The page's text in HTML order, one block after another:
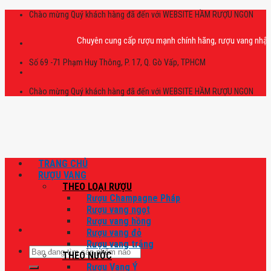
Skip
Chào mừng Quý khách hàng đã đến với WEBSITE HẦM RƯỢU NGON
Chuyên cung cấp rượu mạnh chính hãng, rượu vang nhập
Số 69 -71 Phạm Huy Thông, P. 17, Q. Gò Vấp, TPHCM
Chào mừng Quý khách hàng đã đến với WEBSITE HẦM RƯỢU NGON
Tìm
kiếm:
TRANG CHỦ
RƯỢU VANG
THEO LOẠI RƯỢU
Rượu Champagne Pháp
Rượu vang ngọt
Rượu vang hồng
Rượu vang đỏ
Rượu vang trắng
THEO NƯỚC
Rượu Vang Ý